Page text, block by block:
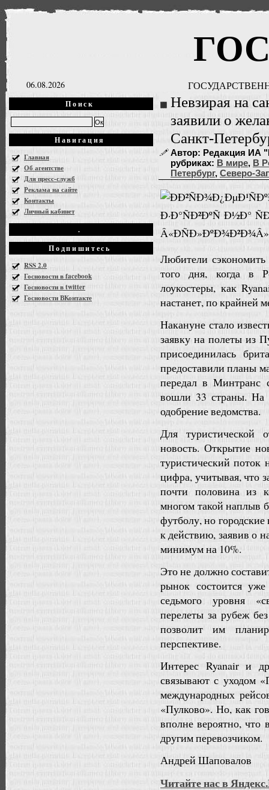
06.08.2026
Поиск
Навигация
Главная
Об агентстве
Для пресс-служб
Реклама на сайте
Контакты
Личный кабинет
.
Подпишитесь
RSS 2.0
Госновости в facebook
Госновости в twitter
Госновости ВКонтакте
Невзирая на
заявили о
Санкт-
Автор: Редакция ИА
рубриках: В мире, В
Петербург, Северо-
Любители
того дня, когда в
лоукостеры, как
настанет, по крайней
Накануне стало
заявку на полеты из
присоединилась
предоставили планы
передал в Минтранс
вошли 33 страны. На
одобрение ведомства.
Для туристической
новость. Открытие
туристический поток
цифра, учитывая, что
почти половина из
многом такой наплыв
футболу, но городские
к действию, заявив о
минимум на 10%.
Это не должно
рынок состоится
седьмого уровня
перелеты за рубеж
позволит им
перспективе.
Интерес Ryanair и
связывают с уходом
международных
«Пулково». Но, как
вполне вероятно, что
другим перевозчиком.
Андрей Шаповалов
Читайте нас в